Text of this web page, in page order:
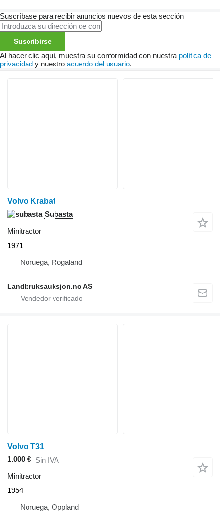
Suscríbase para recibir anuncios nuevos de esta sección
Suscribirse
Al hacer clic aquí, muestra su conformidad con nuestra política de
privacidad y nuestro acuerdo del usuario.
Volvo Krabat
Subasta
Minitractor
1971
Noruega, Rogaland
Landbruksauksjon.no AS
Volvo T31
1.000 € Sin IVA
Minitractor
1954
Noruega, Oppland